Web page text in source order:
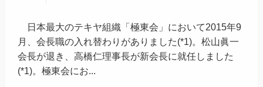
日本最大のテキヤ組織「極東会」において2015年9
月、会長職の入れ替わりがありました(*1)。松山眞一
会長が退き、高橋仁理事長が新会長に就任しました
(*1)。極東会にお...